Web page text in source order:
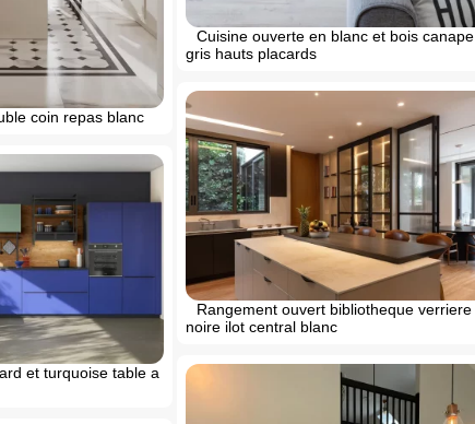
Cuisine ouverte en blanc et bois canape
gris hauts placards
coin repas blanc
Rangement ouvert bibliotheque verriere
noire ilot central blanc
et turquoise table a